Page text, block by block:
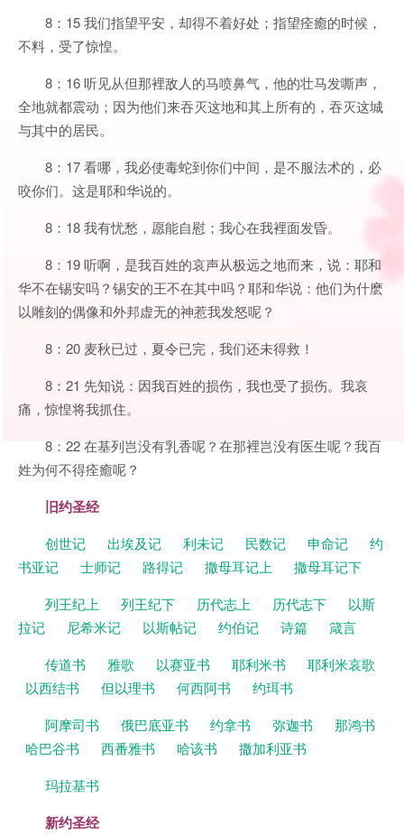
8：15 我们指望平安，却得不着好处；指望痊癒的时候，
不料，受了惊惶。
8：16 听见从但那裡敌人的马喷鼻气，他的壮马发嘶声，
全地就都震动；因为他们来吞灭这地和其上所有的，吞灭这城
与其中的居民。
8：17 看哪，我必使毒蛇到你们中间，是不服法术的，必
咬你们。这是耶和华说的。
8：18 我有忧愁，愿能自慰；我心在我裡面发昏。
8：19 听啊，是我百姓的哀声从极远之地而来，说：耶和
华不在锡安吗？锡安的王不在其中吗？耶和华说：他们为什麽
以雕刻的偶像和外邦虚无的神惹我发怒呢？
8：20 麦秋已过，夏令已完，我们还未得救！
8：21 先知说：因我百姓的损伤，我也受了损伤。我哀
痛，惊惶将我抓住。
8：22 在基列岂没有乳香呢？在那裡岂没有医生呢？我百
姓为何不得痊癒呢？
旧约圣经
创世记 出埃及记 利未记 民数记 申命记
约
书亚记
士师记 路得记 撒母耳记上
撒母耳记下
列王纪上
列王纪下 历代志上 历代志下
以斯
拉记
尼希米记 以斯帖记 约伯记 诗篇
箴言
传道书
雅歌 以赛亚书 耶利米书
耶利米哀歌
以西结书
但以理书 何西阿书
约珥书
阿摩司书
俄巴底亚书 约拿书 弥迦书
那鸿书
哈巴谷书
西番雅书 哈该书
撒加利亚书
玛拉基书
新约圣经